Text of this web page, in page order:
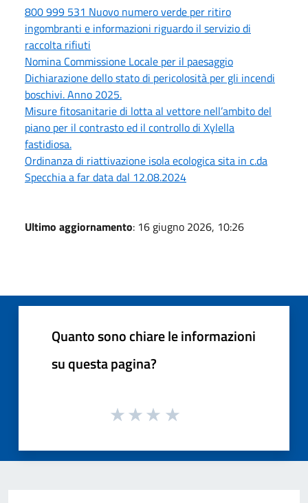
800 999 531 Nuovo numero verde per ritiro
ingombranti e informazioni riguardo il servizio di
raccolta rifiuti
Nomina Commissione Locale per il paesaggio
Dichiarazione dello stato di pericolosità per gli incendi
boschivi. Anno 2025.
Misure fitosanitarie di lotta al vettore nell’ambito del
piano per il contrasto ed il controllo di Xylella
fastidiosa.
Ordinanza di riattivazione isola ecologica sita in c.da
Specchia a far data dal 12.08.2024
Ultimo aggiornamento: 16 giugno 2026, 10:26
Quanto sono chiare le informazioni
su questa pagina?